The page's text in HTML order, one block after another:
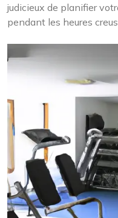
judicieux de planifier
pendant les heures